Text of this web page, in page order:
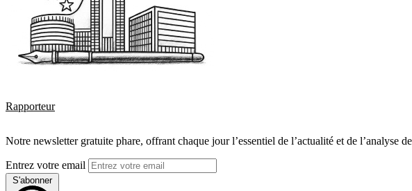
Rapporteur
Notre newsletter gratuite phare, offrant chaque jour l’essentiel de l’actualité et de l’analyse
Entrez votre email
S'abonner